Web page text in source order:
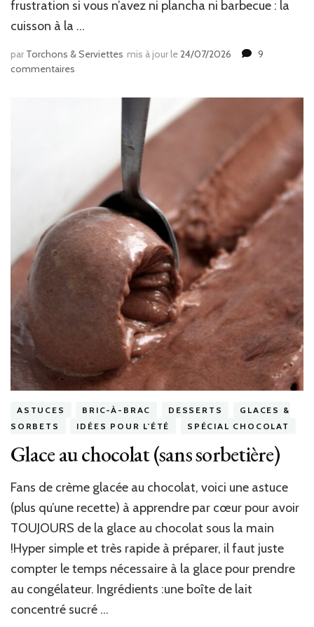
frustration si vous n’avez ni plancha ni barbecue : la
cuisson à la …
par Torchons & Serviettes mis à jour le24/07/2026
9
commentaires
ASTUCES BRIC-À-BRAC DESSERTS
GLACES &
SORBETS
IDÉES POUR L'ÉTÉ SPÉCIAL CHOCOLAT
Glace au chocolat (sans sorbetière)
Fans de crème glacée au chocolat, voici une astuce
(plus qu’une recette) à apprendre par cœur pour avoir
TOUJOURS de la glace au chocolat sous la main
!Hyper simple et très rapide à préparer, il faut juste
compter le temps nécessaire à la glace pour prendre
au congélateur. Ingrédients :une boîte de lait
concentré sucré …